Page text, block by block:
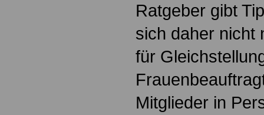
Ratgeber gibt
sich daher nicht
für
Mitglieder in